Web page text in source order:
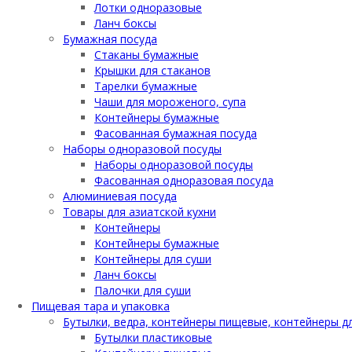
Лотки одноразовые
Ланч боксы
Бумажная посуда
Стаканы бумажные
Крышки для стаканов
Тарелки бумажные
Чаши для мороженого, супа
Контейнеры бумажные
Фасованная бумажная посуда
Наборы одноразовой посуды
Наборы одноразовой посуды
Фасованная одноразовая посуда
Алюминиевая посуда
Товары для азиатской кухни
Контейнеры
Контейнеры бумажные
Контейнеры для суши
Ланч боксы
Палочки для суши
Пищевая тара и упаковка
Бутылки, ведра, контейнеры пищевые, контейнеры
Бутылки пластиковые